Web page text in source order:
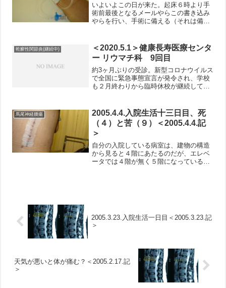
いよいよこの日が来た。起床６時より手
術前最後となるメールやらこの書き込み
やらを行い、手術に備える（それは備え
普通は備えと言うのだろう）。着替え
は、昨日の検査の時もそうで...
乾癬性関節炎(継続中)
＜2020.5.1＞健康長寿医療センタ
ー リウマチ科 9回目
約3ヶ月ぶりの受診。新型コロナウイルス
で全国に緊急事態宣言が発令され、学校
も２月終わりから臨時休校が継続してい
状況になっています。病院でも、院内で
の集団感染が何カ所でも...
馬尾神経腫瘍
2005.4.4.入院生活十三日目、死
（４）と苦（９）＜2005.4.4.記
＞
自分の入院している病室は、建物の構造
から見ると４階にあたるのだが、エレベ
ータでは４階が無く５階になっている。
2005.3.23.入院生活一日目＜2005.3.23.記
＞
天気が悪いと体が痛む？＜2005.2.17.記
＞